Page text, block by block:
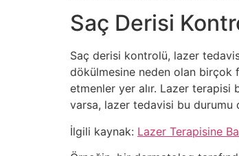
Saç Derisi
Saç derisi kontrolü, lazer
dökülmesine neden olan birçok
etmenler yer alır. Lazer terapisi
varsa, lazer tedavisi bu durumu
İlgili kaynak: Lazer Terapisine